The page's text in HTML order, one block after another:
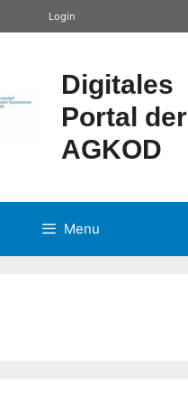
Login
Digitales
Portal der
AGKOD
Menu